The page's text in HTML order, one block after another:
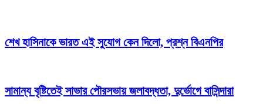
শেখ হাসিনাকে ভারত এই সুযোগ কেন দিলো, প্রশ্ন বিএনপির
সামান্য বৃষ্টিতেই সাভার পৌরসভায় জলাবদ্ধতা, দুর্ভোগে বাসিন্দারা